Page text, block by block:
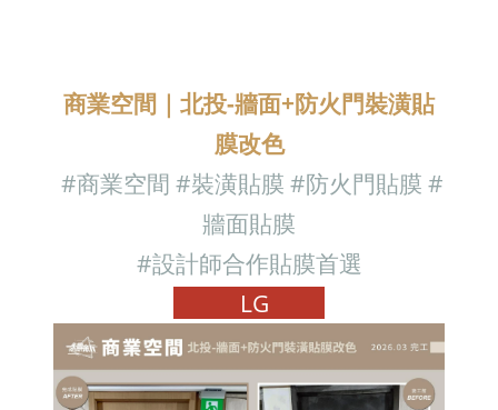
商業空間｜北投-牆面+防火門裝潢貼
膜改色
#商業空間 #裝潢貼膜 #防火門貼膜 #
牆面貼膜
#設計師合作貼膜首選
LG